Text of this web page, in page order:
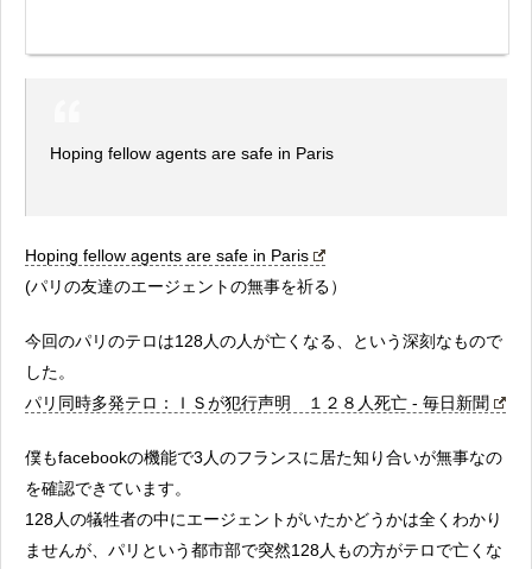
Hoping fellow agents are safe in Paris
Hoping fellow agents are safe in Paris
(パリの友達のエージェントの無事を祈る）
今回のパリのテロは128人の人が亡くなる、という深刻なもので
した。
パリ同時多発テロ：ＩＳが犯行声明 １２８人死亡 - 毎日新聞
僕もfacebookの機能で3人のフランスに居た知り合いが無事なの
を確認できています。
128人の犠牲者の中にエージェントがいたかどうかは全くわかり
ませんが、パリという都市部で突然128人もの方がテロで亡くな